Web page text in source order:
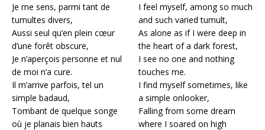
Je me sens, parmi tant de
tumultes divers,
Aussi seul qu’en plein cœur
d’une forêt obscure,
Je n’aperçois personne et nul
de moi n’a cure.
Il m’arrive parfois, tel un
simple badaud,
Tombant de quelque songe
où je planais bien hauts
I feel myself, among so much
and such varied tumult,
As alone as if I were deep in
the heart of a dark forest,
I see no one and nothing
touches me.
I find myself sometimes, like
a simple onlooker,
Falling from some dream
where I soared on high